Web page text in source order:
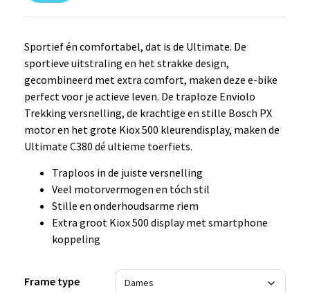
Sportief én comfortabel, dat is de Ultimate. De
sportieve uitstraling en het strakke design,
gecombineerd met extra comfort, maken deze e-bike
perfect voor je actieve leven. De traploze Enviolo
Trekking versnelling, de krachtige en stille Bosch PX
motor en het grote Kiox 500 kleurendisplay, maken de
Ultimate C380 dé ultieme toerfiets.
Traploos in de juiste versnelling
Veel motorvermogen en tóch stil
Stille en onderhoudsarme riem
Extra groot Kiox 500 display met smartphone
koppeling
Frame type